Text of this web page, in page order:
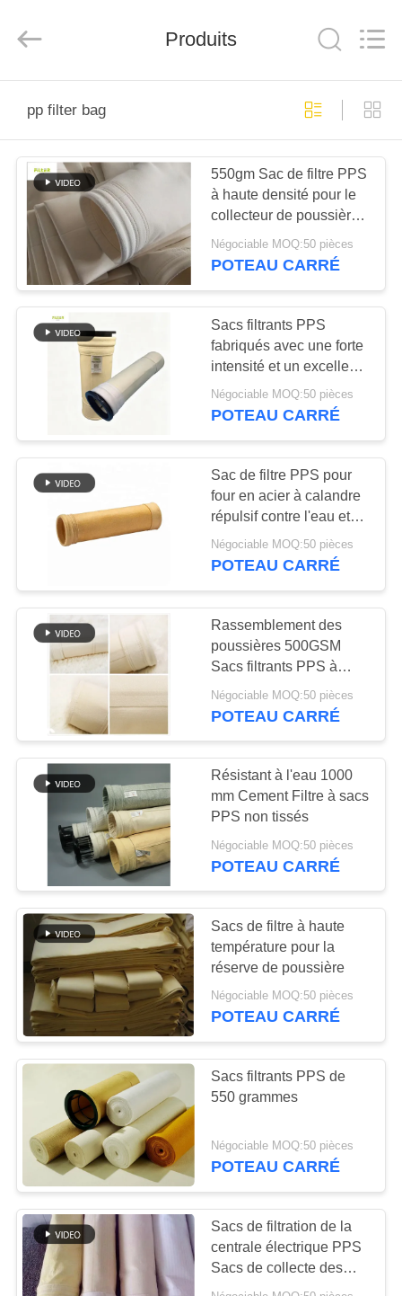
PRODUITS
PROPOS
DE
NOUS
VISITE
D'USINE
CONTRÔLE
DE
QUALITÉ
CONTACTEZ-
NOUS
NOUVELLES
DEMANDEZ
UNE
CITATION
PLAN
POLITIQUE
DE
CONFIDENTIALITÉ
Environmental
Technology
Rights
Produits
pp filter bag
550gm Sac de filtre PPS
à haute densité pour le
collecteur de poussière
des centrales
électriques industrielles
Négociable MOQ:50 pièces
POTEAU CARRÉ
Sacs filtrants PPS
fabriqués avec une forte
intensité et un excellent
traitement de finition
pour les cimenteries et
Négociable MOQ:50 pièces
POTEAU CARRÉ
Sac de filtre PPS pour
four en acier à calandre
répulsif contre l'eau et
l'huile
Négociable MOQ:50 pièces
POTEAU CARRÉ
Rassemblement des
poussières 500GSM
Sacs filtrants PPS à
haute température
Négociable MOQ:50 pièces
POTEAU CARRÉ
Résistant à l'eau 1000
mm Cement Filtre à sacs
PPS non tissés
Négociable MOQ:50 pièces
POTEAU CARRÉ
Sacs de filtre à haute
température pour la
réserve de poussière
Négociable MOQ:50 pièces
POTEAU CARRÉ
Sacs filtrants PPS de
550 grammes
Négociable MOQ:50 pièces
POTEAU CARRÉ
Sacs de filtration de la
centrale électrique PPS
Sacs de collecte des
poussières de la